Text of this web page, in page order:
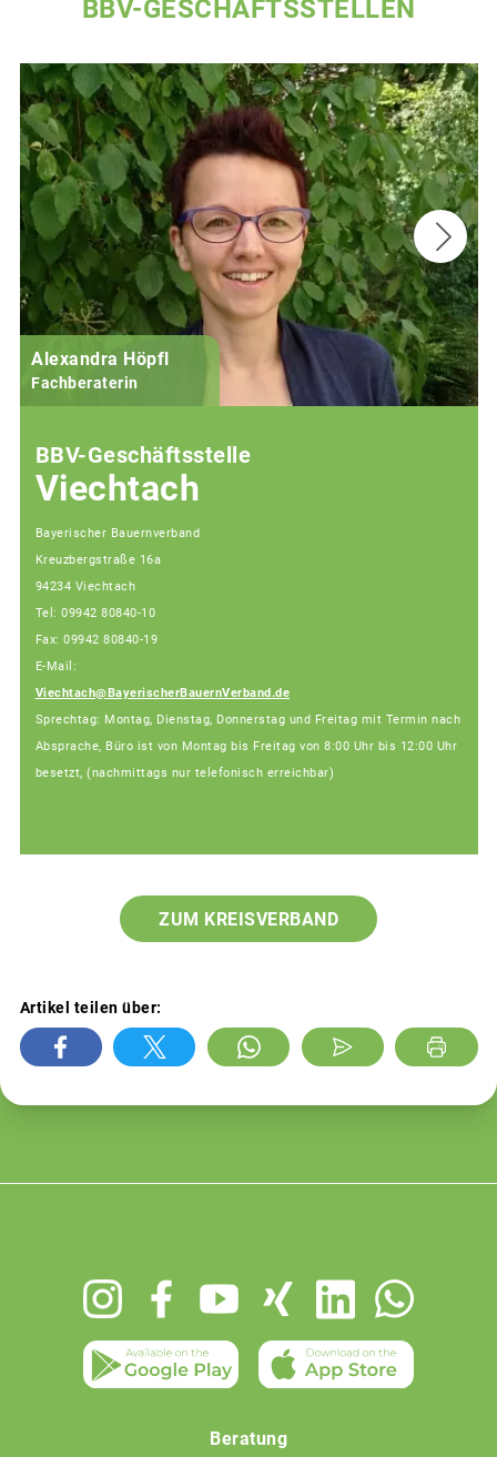
BBV-GESCHÄFTSSTELLEN
Alexandra Höpfl
Fachberaterin
BBV-Geschäftsstelle
Viechtach
Bayerischer Bauernverband
Kreuzbergstraße 16a
94234 Viechtach
Tel: 09942 80840-10
Fax: 09942 80840-19
E-Mail:
Viechtach@BayerischerBauernVerband.de
Sprechtag: Montag, Dienstag, Donnerstag und Freitag mit Termin nach
Absprache, Büro ist von Montag bis Freitag von 8:00 Uhr bis 12:00 Uhr
besetzt, (nachmittags nur telefonisch erreichbar)
ZUM KREISVERBAND
Artikel teilen über:
Beratung